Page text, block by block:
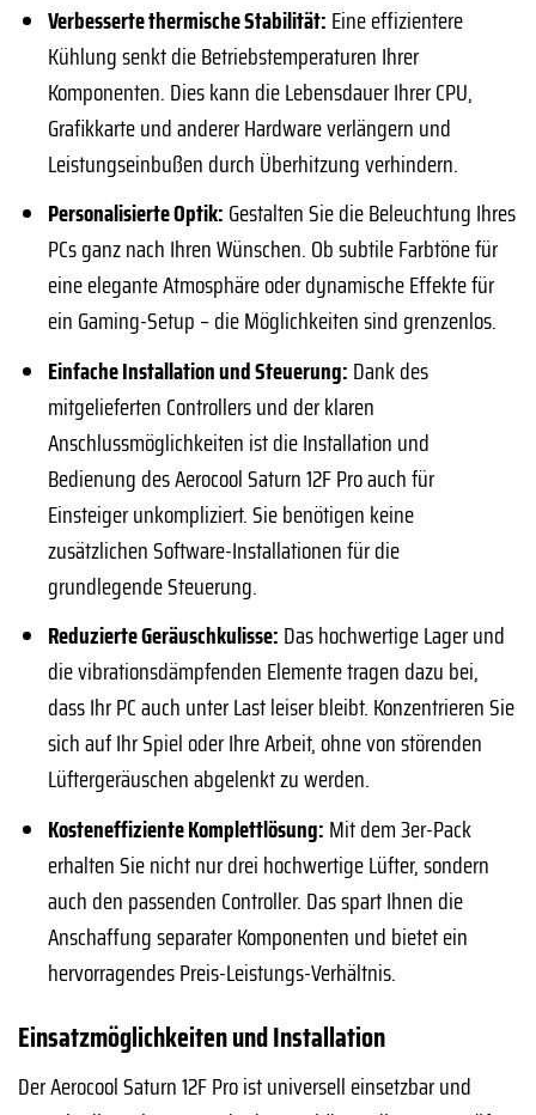
Verbesserte thermische Stabilität: Eine effizientere
Kühlung senkt die Betriebstemperaturen Ihrer
Komponenten. Dies kann die Lebensdauer Ihrer CPU,
Grafikkarte und anderer Hardware verlängern und
Leistungseinbußen durch Überhitzung verhindern.
Personalisierte Optik: Gestalten Sie die Beleuchtung Ihres
PCs ganz nach Ihren Wünschen. Ob subtile Farbtöne für
eine elegante Atmosphäre oder dynamische Effekte für
ein Gaming-Setup – die Möglichkeiten sind grenzenlos.
Einfache Installation und Steuerung: Dank des
mitgelieferten Controllers und der klaren
Anschlussmöglichkeiten ist die Installation und
Bedienung des Aerocool Saturn 12F Pro auch für
Einsteiger unkompliziert. Sie benötigen keine
zusätzlichen Software-Installationen für die
grundlegende Steuerung.
Reduzierte Geräuschkulisse: Das hochwertige Lager und
die vibrationsdämpfenden Elemente tragen dazu bei,
dass Ihr PC auch unter Last leiser bleibt. Konzentrieren Sie
sich auf Ihr Spiel oder Ihre Arbeit, ohne von störenden
Lüftergeräuschen abgelenkt zu werden.
Kosteneffiziente Komplettlösung: Mit dem 3er-Pack
erhalten Sie nicht nur drei hochwertige Lüfter, sondern
auch den passenden Controller. Das spart Ihnen die
Anschaffung separater Komponenten und bietet ein
hervorragendes Preis-Leistungs-Verhältnis.
Einsatzmöglichkeiten und Installation
Der Aerocool Saturn 12F Pro ist universell einsetzbar und